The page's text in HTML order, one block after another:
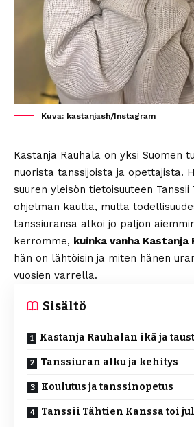
Kuva: kastanjash/Instagram
Kastanja Rauhala on yksi Suomen
nuorista tanssijoista ja opettajista.
suuren yleisön tietoisuuteen Tanssii
ohjelman kautta, mutta
tanssiuransa alkoi jo paljon
kerromme, kuinka vanha Kastanja
hän on lähtöisin ja miten hänen
vuosien varrella.
Sisältö
Kastanja Rauhalan ikä ja
Tanssiuran alku ja kehitys
Koulutus ja tanssinopetus
Tanssii Tähtien Kanssa toi